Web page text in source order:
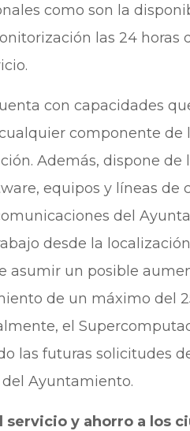
como son la
las 24 horas
con capacidades
componente de
Además, dispone de
equipos y líneas de
del
desde la
asumir un posible
de un máximo del
el
las futuras solicitudes
Ayuntamiento.
servicio y ahorro a los